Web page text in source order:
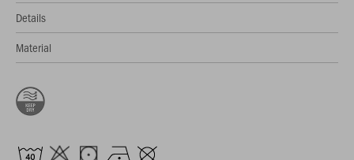
Details
Material